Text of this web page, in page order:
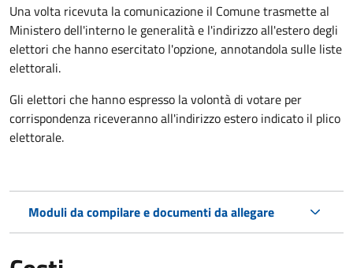
Una volta ricevuta la comunicazione il Comune trasmette al
Ministero dell'interno le generalità e l'indirizzo all'estero degli
elettori che hanno esercitato l'opzione, annotandola sulle liste
elettorali.
Gli elettori che hanno espresso la volontà di votare per
corrispondenza riceveranno all'indirizzo estero indicato il plico
elettorale.
Moduli da compilare e documenti da allegare